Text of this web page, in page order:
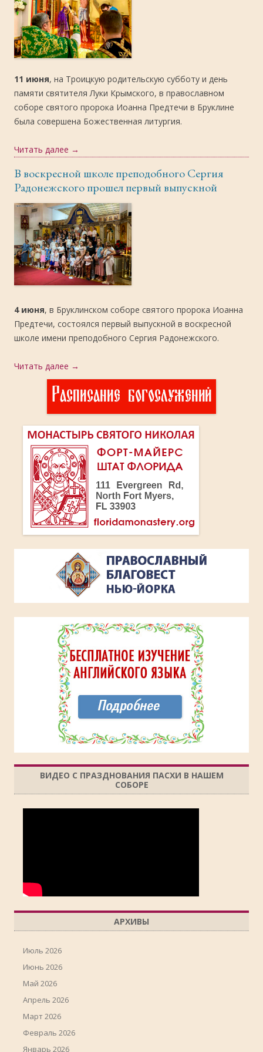
11 июня, на Троицкую родительскую субботу и день
памяти святителя Луки Крымского, в православном
соборе святого пророка Иоанна Предтечи в Бруклине
была совершена Божественная литургия.
Читать далее →
В воскресной школе преподобного Сергия
Радонежского прошел первый выпускной
4 июня, в Бруклинском соборе святого пророка Иоанна
Предтечи, состоялся первый выпускной в воскресной
школе имени преподобного Сергия Радонежского.
Читать далее →
ВИДЕО С ПРАЗДНОВАНИЯ ПАСХИ В НАШЕМ
СОБОРЕ
АРХИВЫ
Июль 2026
Июнь 2026
Май 2026
Апрель 2026
Март 2026
Февраль 2026
Январь 2026